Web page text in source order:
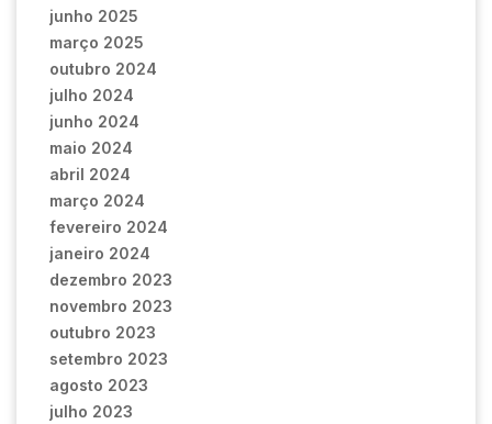
junho 2025
março 2025
outubro 2024
julho 2024
junho 2024
maio 2024
abril 2024
março 2024
fevereiro 2024
janeiro 2024
dezembro 2023
novembro 2023
outubro 2023
setembro 2023
agosto 2023
julho 2023